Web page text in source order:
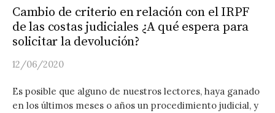
Cambio de criterio en relación con el IRPF
de las costas judiciales ¿A qué espera para
solicitar la devolución?
12/06/2020
Es posible que alguno de nuestros lectores, haya ganado
en los últimos meses o años un procedimiento judicial, y